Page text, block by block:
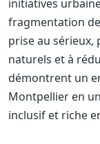
initiatives
fragmentation
prise au sérieux,
naturels et à
démontrent un
Montpellier en
inclusif et riche